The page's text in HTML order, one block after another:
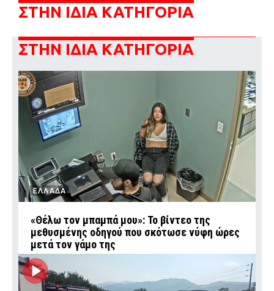
ΣΤΗΝ ΙΔΙΑ ΚΑΤΗΓΟΡΙΑ
ΣΤΗΝ ΙΔΙΑ ΚΑΤΗΓΟΡΙΑ
ΕΛΛΑΔΑ
«Θέλω τον μπαμπά μου»: Το βίντεο της
μεθυσμένης οδηγού που σκότωσε νύφη ώρες
μετά τον γάμο της